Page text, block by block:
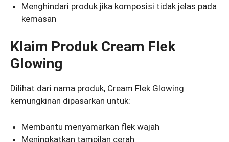
Menghindari produk jika komposisi tidak jelas pada
kemasan
Klaim Produk Cream Flek
Glowing
Dilihat dari nama produk, Cream Flek Glowing
kemungkinan dipasarkan untuk:
Membantu menyamarkan flek wajah
Meningkatkan tampilan cerah